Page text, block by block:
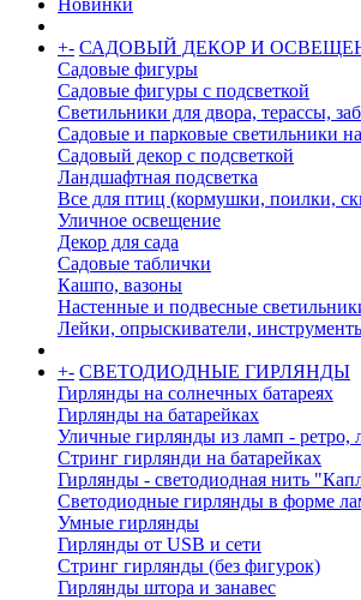
+- САДОВЫЙ ДЕКОР И
Садовые фигуры
Садовые фигуры с подсветкой
Светильники для двора, терассы,
Садовые и парковые светильники
Садовый декор с подсветкой
Ландшафтная подсветка
Все для птиц (кормушки, поилки,
Уличное освещение
Декор для сада
Садовые таблички
Кашпо, вазоны
Настенные и подвесные
Лейки, опрыскиватели,
+- СВЕТОДИОДНЫЕ ГИРЛЯНДЫ
Гирлянды на солнечных батареях
Гирлянды на батарейках
Уличные гирлянды из ламп - ретро,
Стринг гирлянди на батарейках
Гирлянды - светодиодная нить
Светодиодные гирлянды в форме
Умные гирлянды
Гирлянды от USB и сети
Стринг гирлянды (без фигурок)
Гирлянды штора и занавес